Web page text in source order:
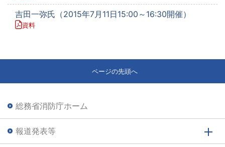
吉田一弥氏（2015年7月11日15:00～16:30開催）
資料
ページの先頭へ
総務省消防庁ホーム
報道発表等